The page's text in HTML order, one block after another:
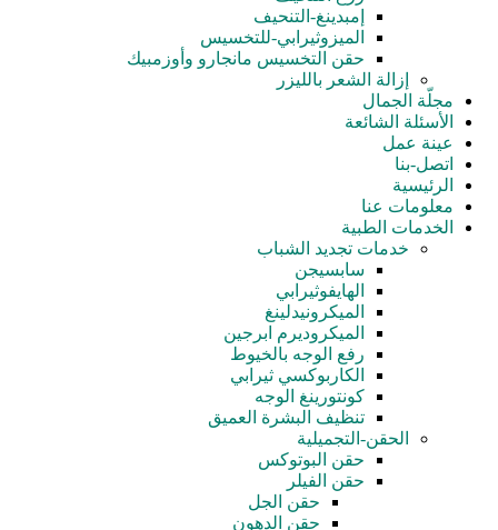
إمبدينغ-التنحيف
الميزوثيرابي-للتخسيس
حقن التخسيس مانجارو وأوزمبيك
إزالة الشعر بالليزر
مجلّة الجمال
الأسئلة الشائعة
عينة عمل
اتصل-بنا
الرئيسية
معلومات عنا
الخدمات الطبية
خدمات تجدید الشباب
سابسيجن
الهايفوثيرابي
الميكرونيدلينغ
الميكروديرم ابرجين
رفع الوجه بالخيوط
الكاربوكسي ثيرابي
كونتورينغ الوجه
تنظيف البشرة العميق
الحقن-التجميلية
حقن البوتوكس
حقن الفيلر
حقن الجل
حقن الدهون